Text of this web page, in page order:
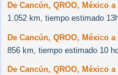
De Cancún, QROO, México
1.052 km, tiempo estimado
De Cancún, QROO, México
856 km, tiempo estimado 10
De Cancún, QROO, México